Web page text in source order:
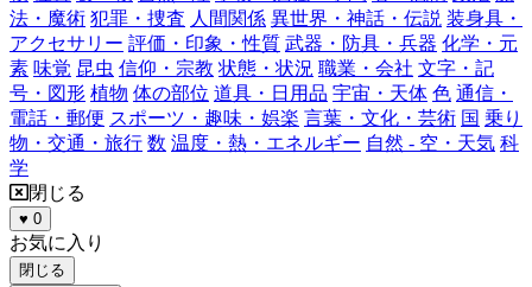
法・魔術 犯罪・捜査 人間関係 異世界・神話・伝説 装身具・
アクセサリー 評価・印象・性質 武器・防具・兵器 化学・元
素 味覚 昆虫 信仰・宗教 状態・状況 職業・会社 文字・記
号・図形 植物 体の部位 道具・日用品 宇宙・天体 色 通信・
電話・郵便 スポーツ・趣味・娯楽 言葉・文化・芸術 国 乗り
物・交通・旅行 数 温度・熱・エネルギー 自然 - 空・天気 科
学
閉じる
♥ 0
お気に入り
閉じる